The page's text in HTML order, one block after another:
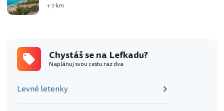
+ 7 km
Chystáš se na Lefkadu?
Naplánuj svou cestu raz dva
Levné letenky